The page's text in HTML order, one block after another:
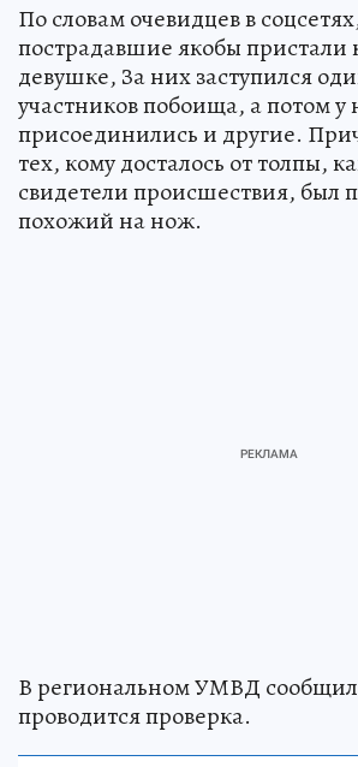
По словам очевидцев в
пострадавшие якобы пристали
девушке, За них заступился
участников побоища, а потом у
присоединились и другие.
тех, кому досталось от толпы,
свидетели происшествия, был
похожий на нож.
В региональном УМВД
проводится проверка.